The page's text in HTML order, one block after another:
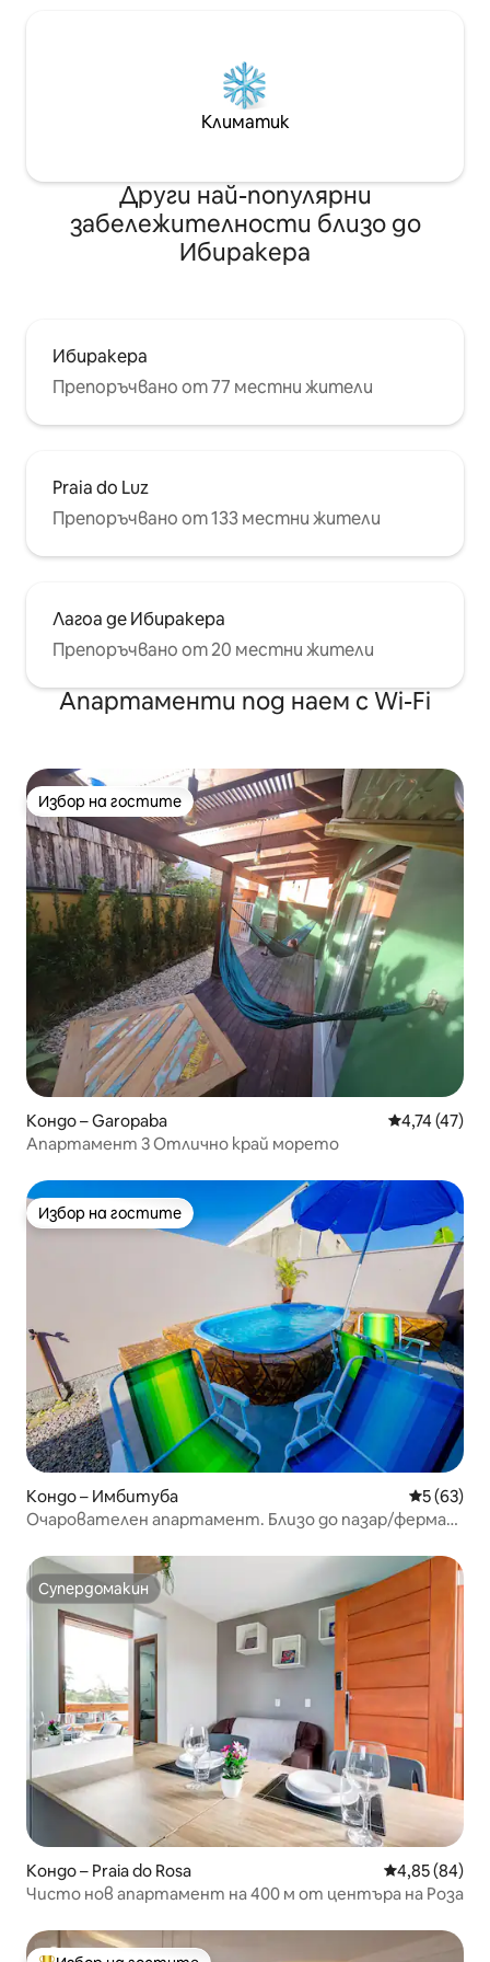
Климатик
Други най-популярни
забележителности близо до
Ибиракера
Ибиракера
Препоръчвано от 77 местни жители
Praia do Luz
Препоръчвано от 133 местни жители
Лагоа де Ибиракера
Препоръчвано от 20 местни жители
Апартаменти под наем с Wi-Fi
Избор на гостите
Избор на гостите
Кондо – Garopaba Средна
4,74 (47)
Апартамент 3 Отлично край морето
Избор на гостите
Избор на гостите
Кондо – Имбитуба Средна
5 (63)
Очарователен апартамент. Близо до пазар/ферма/
Супердомакин
Супердомакин
Кондо – Praia do Rosa Средна
4,85 (84)
Чисто нов апартамент на 400 м от центъра на Роза